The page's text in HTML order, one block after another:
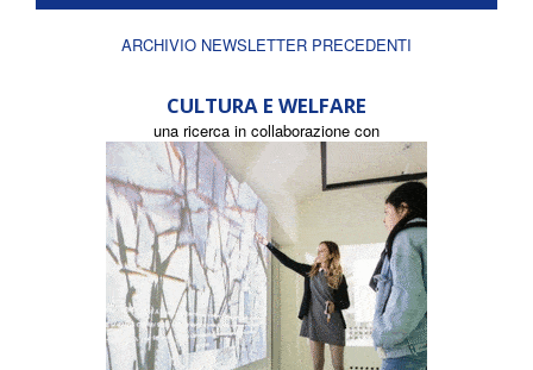
ARCHIVIO NEWSLETTER PRECEDENTI
CULTURA E WELFARE
una ricerca in collaborazione con